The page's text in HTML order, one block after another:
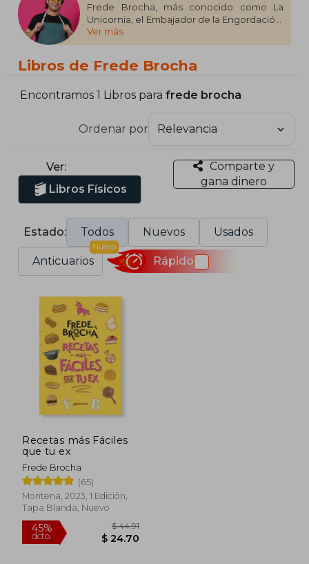
Frede Brocha, más conocido como La
Unicornia, el Embajador de la Engordación,
el Cocinero Ricardísimo o el Elegido por
San Buenardo, te deleitará con recetas
quieras darte todas las indulgencias que
agasajar a tus amigos con una cena
tarde de series y engordación, o para
cuando quieras ahogar tus penas con un
postre… porque un postre jamás te
Ver más
Libros de Frede Brocha
Encontramos 1 Libros parafrede brocha
Ordenar por
Ver:
Libros Físicos
Comparte y
gana dinero
Estado: Todos Nuevos Usados
Anticuarios
Nuevo
Rápido
Recetas más Fáciles
que tu ex
Frede Brocha
(65)
Montena, 2023, 1 Edición,
Tapa Blanda, Nuevo